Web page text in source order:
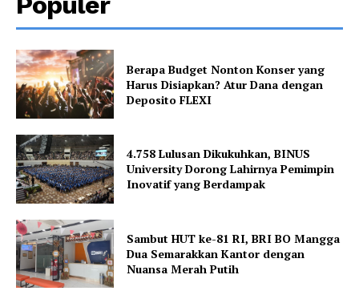
Berapa Budget Nonton Konser yang
Harus Disiapkan? Atur Dana dengan
Deposito FLEXI
4.758 Lulusan Dikukuhkan, BINUS
University Dorong Lahirnya Pemimpin
Inovatif yang Berdampak
Sambut HUT ke-81 RI, BRI BO Mangga
Dua Semarakkan Kantor dengan
Nuansa Merah Putih